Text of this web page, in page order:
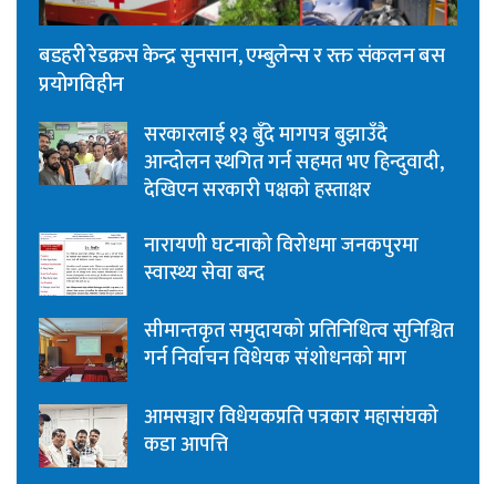
बडहरी रेडक्रस केन्द्र सुनसान, एम्बुलेन्स र रक्त संकलन बस
प्रयोगविहीन
सरकारलाई १३ बुँदे मागपत्र बुझाउँदै
आन्दोलन स्थगित गर्न सहमत भए हिन्दुवादी,
देखिएन सरकारी पक्षको हस्ताक्षर
नारायणी घटनाको विरोधमा जनकपुरमा
स्वास्थ्य सेवा बन्द
सीमान्तकृत समुदायको प्रतिनिधित्व सुनिश्चित
गर्न निर्वाचन विधेयक संशोधनको माग
आमसञ्चार विधेयकप्रति पत्रकार महासंघको
कडा आपत्ति